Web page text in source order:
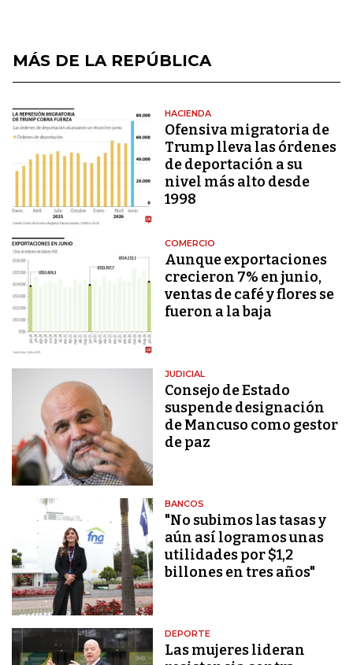
MÁS DE LA REPÚBLICA
HACIENDA
Ofensiva migratoria de
Trump lleva las órdenes
de deportación a su
nivel más alto desde
1998
COMERCIO
Aunque exportaciones
crecieron 7% en junio,
ventas de café y flores se
fueron a la baja
JUDICIAL
Consejo de Estado
suspende designación
de Mancuso como gestor
de paz
BANCOS
"No subimos las tasas y
aún así logramos unas
utilidades por $1,2
billones en tres años"
DEPORTE
Las mujeres lideran